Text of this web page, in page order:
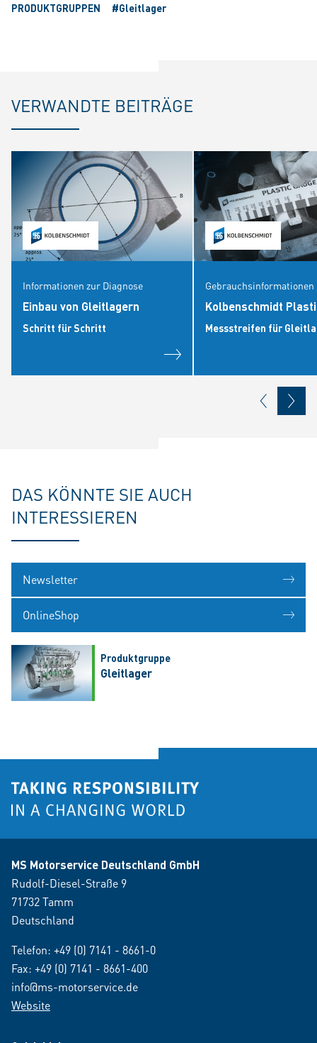
PRODUKTGRUPPEN
#Gleitlager
VERWANDTE BEITRÄGE
Informationen zur Diagnose
Einbau von Gleitlagern
Schritt für Schritt
Gebrauchsinformationen
Kolbenschmidt
Messstreifen für
DAS KÖNNTE SIE AUCH
INTERESSIEREN
Newsletter
OnlineShop
Produktgruppe
Gleitlager
MS Motorservice Deutschland GmbH
Rudolf-Diesel-Straße 9
71732 Tamm
Deutschland
Telefon: +49 (0) 7141 - 8661-0
Fax: +49 (0) 7141 - 8661-400
info@ms-motorservice.de
Website